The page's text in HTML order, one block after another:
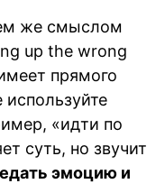
же смыслом
up the wrong
прямого
используйте
«идти по
суть, но звучит
эмоцию и